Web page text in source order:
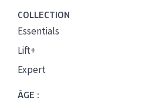
COLLECTION
Essentials
Lift+
Expert
ÂGE :